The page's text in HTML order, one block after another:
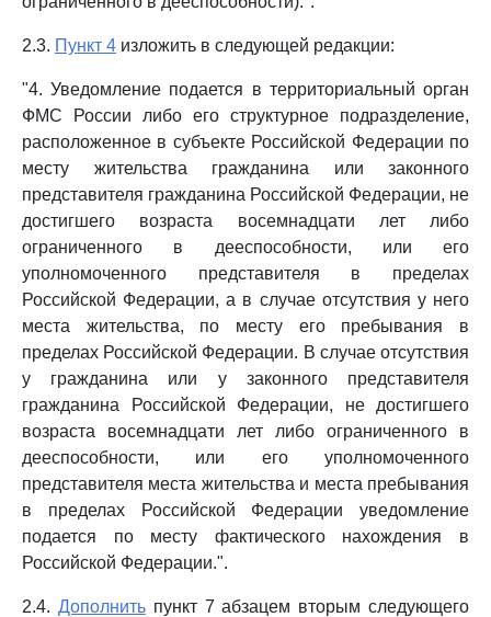
2.3. Пункт 4 изложить в следующей редакции:
"4. Уведомление подается в территориальный орган
ФМС России либо его структурное подразделение,
расположенное в субъекте Российской Федерации по
месту жительства гражданина или законного
представителя гражданина Российской Федерации, не
достигшего возраста восемнадцати лет либо
ограниченного в дееспособности, или его
уполномоченного представителя в пределах
Российской Федерации, а в случае отсутствия у него
места жительства, по месту его пребывания в
пределах Российской Федерации. В случае отсутствия
у гражданина или у законного представителя
гражданина Российской Федерации, не достигшего
возраста восемнадцати лет либо ограниченного в
дееспособности, или его уполномоченного
представителя места жительства и места пребывания
в пределах Российской Федерации уведомление
подается по месту фактического нахождения в
Российской Федерации.".
2.4. Дополнитьпункт 7 абзацем вторым следующего